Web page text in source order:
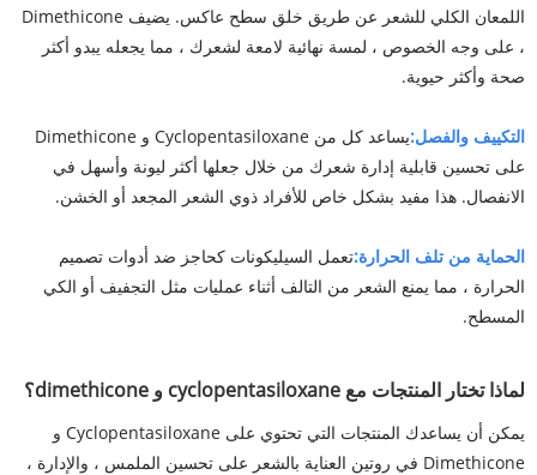
اللمعان الكلي للشعر عن طريق خلق سطح عاكس. يضيف Dimethicone
، على وجه الخصوص ، لمسة نهائية لامعة لشعرك ، مما يجعله يبدو أكثر
صحة وأكثر حيوية.
التكييف والفصل:
يساعد كل من Cyclopentasiloxane و Dimethicone
على تحسين قابلية إدارة شعرك من خلال جعلها أكثر ليونة وأسهل في
الانفصال. هذا مفيد بشكل خاص للأفراد ذوي الشعر المجعد أو الخشن.
الحماية من تلف الحرارة:تعمل السيليكونات كحاجز ضد أدوات تصميم
الحرارة ، مما يمنع الشعر من التالف أثناء عمليات مثل التجفيف أو الكي
المسطح.
لماذا تختار المنتجات مع cyclopentasiloxane و dimethicone؟
يمكن أن يساعدك المنتجات التي تحتوي على Cyclopentasiloxane و
Dimethicone في روتين العناية بالشعر على تحسين الملمس ، والإدارة ،